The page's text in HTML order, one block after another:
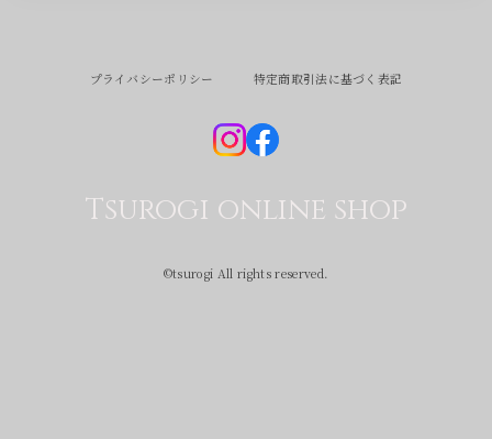
プライバシーポリシー 特定商取引法に基づく表記
Tsurogi online shop
©︎tsurogi All rights reserved.